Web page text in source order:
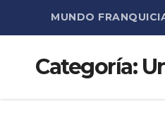
MUNDO
Categoría: